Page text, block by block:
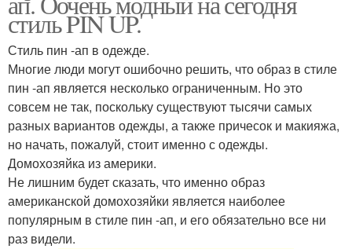
стиль PIN UP.
Стиль пин -ап в одежде.
Многие люди могут ошибочно решить, что образ в стиле
пин -ап является несколько ограниченным. Но это
совсем не так, поскольку существуют тысячи самых
разных вариантов одежды, а также причесок и макияжа,
но начать, пожалуй, стоит именно с одежды.
Домохозяйка из америки.
Не лишним будет сказать, что именно образ
американской домохозяйки является наиболее
популярным в стиле пин -ап, и его обязательно все ни
раз видели.